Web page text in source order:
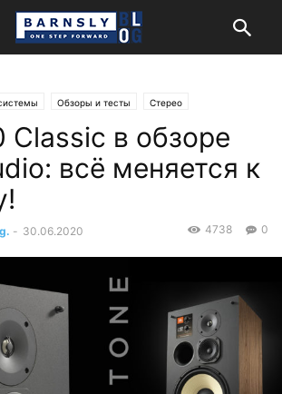
Обзоры и тесты Стерео
Classic в обзоре
всё меняется к
- 30.06.2020 0
4738